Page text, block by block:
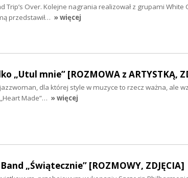
Trip’s Over. Kolejne nagrania realizował z grupami White
przedstawił… » więcej
„Utul mnie” [ROZMOWA z ARTYSTKĄ,
dla której style w muzyce to rzecz ważna, ale
Made”… » więcej
„Świątecznie” [ROZMOWY, ZDJĘCIA]